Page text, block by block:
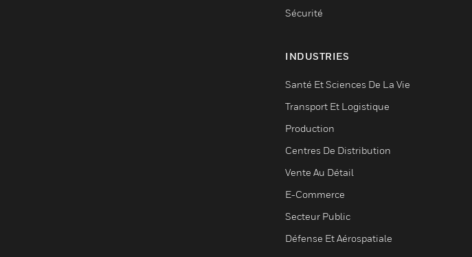
Sécurité
INDUSTRIES
Santé Et Sciences De La Vie
Transport Et Logistique
Production
Centres De Distribution
Vente Au Détail
E-Commerce
Secteur Public
Défense Et Aérospatiale